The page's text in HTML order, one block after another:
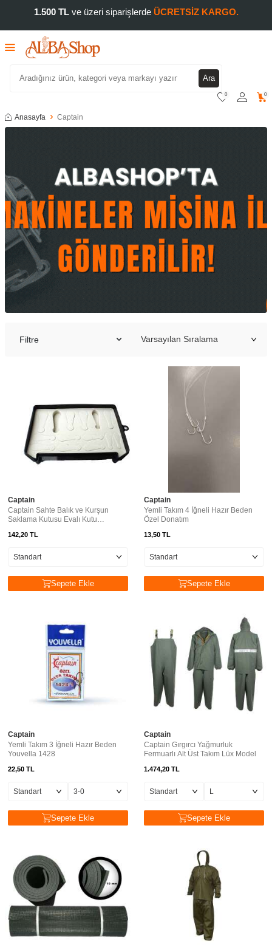
1.500 TLve üzeri siparişlerde ÜCRETSİZ KARGO.
Ara
0 0
Anasayfa Captain
Filtre
Captain
Captain Sahte Balık ve Kurşun
Saklama Kutusu Evalı Kutu
142,20 TL
Sepete Ekle
Captain
Yemli Takım 4 İğneli Hazır Beden
Özel Donatım
13,50 TL
Sepete Ekle
Captain
Yemli Takım 3 İğneli Hazır Beden
Youvella 1428
22,50 TL
Sepete Ekle
Captain
Captain Gırgırcı Yağmurluk
Fermuarlı Alt Üst Takım Lüx Model
1.474,20 TL
Sepete Ekle